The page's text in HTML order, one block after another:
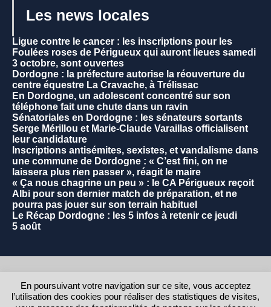
Les news locales
Ligue contre le cancer : les inscriptions pour les
Foulées roses de Périgueux qui auront lieues samedi
3 octobre, sont ouvertes
Dordogne : la préfecture autorise la réouverture du
centre équestre La Cravache, à Trélissac
En Dordogne, un adolescent concentré sur son
téléphone fait une chute dans un ravin
Sénatoriales en Dordogne : les sénateurs sortants
Serge Mérillou et Marie-Claude Varaillas officialisent
leur candidature
Inscriptions antisémites, sexistes, et vandalisme dans
une commune de Dordogne : « C’est fini, on ne
laissera plus rien passer », réagit le maire
« Ça nous chagrine un peu » : le CA Périgueux reçoit
Albi pour son dernier match de préparation, et ne
pourra pas jouer sur son terrain habituel
Le Récap Dordogne : les 5 infos à retenir ce jeudi
5 août
RETOUR AU HAUT DE LA PAGE
En poursuivant votre navigation sur ce site, vous acceptez
l’utilisation des cookies pour réaliser des statistiques de visites,